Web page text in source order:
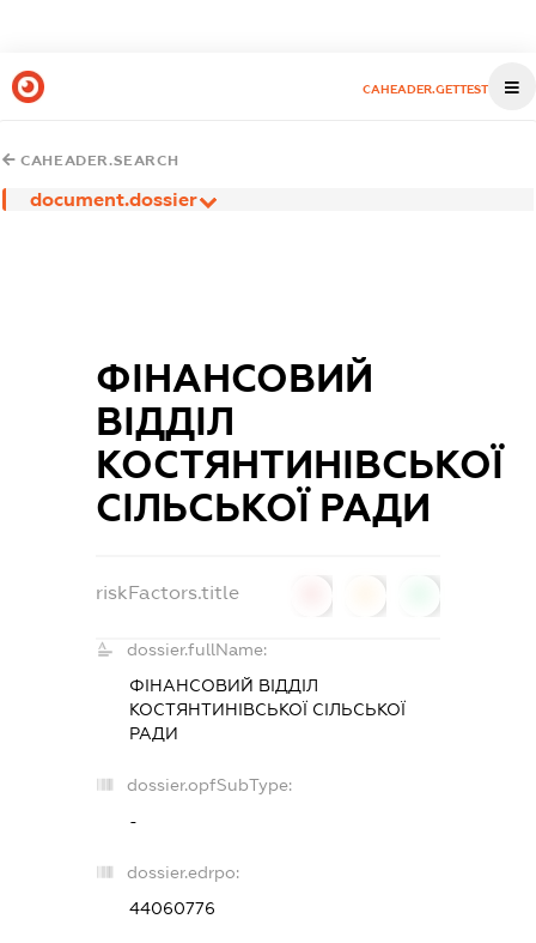
CAHEADER.GETTEST
CAHEADER.SEARCH
document.dossier
ФІНАНСОВИЙ
ВІДДІЛ
КОСТЯНТИНІВСЬКОЇ
СІЛЬСЬКОЇ РАДИ
riskFactors.title
dossier.fullName:
ФІНАНСОВИЙ ВІДДІЛ
КОСТЯНТИНІВСЬКОЇ СІЛЬСЬКОЇ
РАДИ
dossier.opfSubType:
-
dossier.edrpo:
44060776